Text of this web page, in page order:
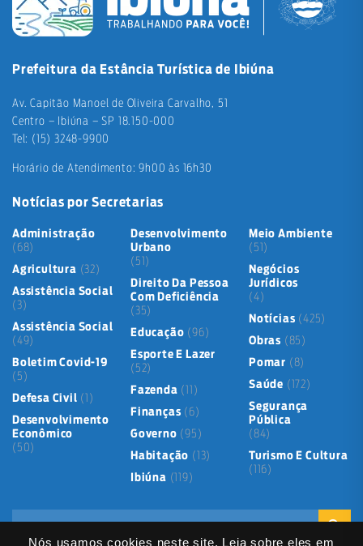
Nós usamos cookies neste site. Leia sobre eles em
Prefeitura da Estância Turística de Ibiúna
Av. Capitão Manoel de Oliveira Carvalho, 51
Centro – Ibiúna – SP 18.150-000
Tel: (15) 3248-9900
Horário de Atendimento: 9h00 às 16h30
Notícias por Secretarias
Administração
(68)
Agricultura (32)
Assistência Social
(3)
Assistência Social
(49)
Boletim Covid-19
(5)
Defesa Civil (1)
Desenvolvimento
Econômico
(50)
Desenvolvimento
Urbano
(51)
Direito Da Pessoa
Com Deficiência
(35)
Educação (96)
Esporte E Lazer
(52)
Fazenda (11)
Finanças (6)
Governo (95)
Habitação (13)
Ibiúna (119)
Meio Ambiente
(51)
Negócios
Jurídicos
(4)
Notícias (425)
Obras (85)
Pomar (8)
Saúde (172)
Segurança
Pública
(84)
Turismo E Cultura
(116)